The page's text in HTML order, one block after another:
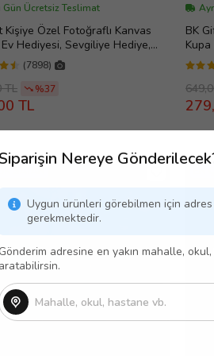
Nereye
Uygun ürünleri görebilmen için
gerekmektedir.
Gönderim adresine en yakın mahalle,
aratabilirsin.
Gün Ücretsiz Teslimat
Kişiye Özel Fotoğraflı Kanvas
Hediyesi, Sevgiliye Hediye,
Hediye
(7898)
TL %37
TL
BK
SATAN